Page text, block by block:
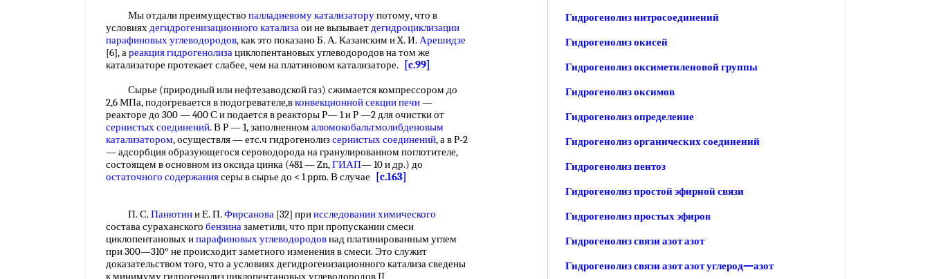
Мы отдали преимущество палладиевому катализаторупотому, что в
условияхдегидрогенизациониого катализаои не вызываетдегидроциклизации
парафиновых углеводородов, как это показано Б. А. Казанским и X. И.Арешидзе
[6], ареакция гидрогенолизациклопентановых углеводородов на том же
катализаторе протекает слабее, чем на платиновом катализаторе.
[c.99]
Сырье (природный или нефтезаводской газ) сжимается компрессором до
2,6 МПа, подогревается в подогревателе,вконвекционной секции печи—
реакторе до 300 — 400 С и подается в реакторы Р— 1 и Р —2 для очистки от
сернистых соединений. В Р — 1, заполненном алюмокобальтмолибденовым
катализатором, осуществля — етс.ч гидрогенолизсернистых соединений, а в Р-2
— адсорбция образующегося сероводорода на гранулированном поглотителе,
состоящем в основном из оксида цинка (481 — Zn,ГИАП— 10 и др.) до
остаточного содержаниясеры в сырье до < 1 ppm. В случае [c.163]
П. С.Панютини Е. П.Фирсанова [32] приисследовании химического
состава сураханского бензиназаметили, что при пропускании смеси
циклопентановых ипарафиновых углеводородовнад платинированным углем
при 300—310° не происходит заметного изменения в смеси. Это служит
доказательством того, что а условиях дегидрогеиизационного катализа сведены
к минимуму гидрогенолиз циклопентановых углеводородов II
Гидрогенолиз нитросоединений
Гидрогенолиз окисей
Гидрогенолиз оксиметиленовой группы
Гидрогенолиз оксимов
Гидрогенолиз определение
Гидрогенолиз органических соединений
Гидрогенолиз пентоз
Гидрогенолиз простой эфирной связи
Гидрогенолиз простых эфиров
Гидрогенолиз связи азот азот
Гидрогенолиз связи азот азот углерод—азот